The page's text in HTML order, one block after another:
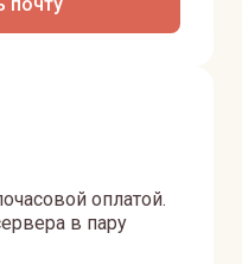
оплатой.
в пару